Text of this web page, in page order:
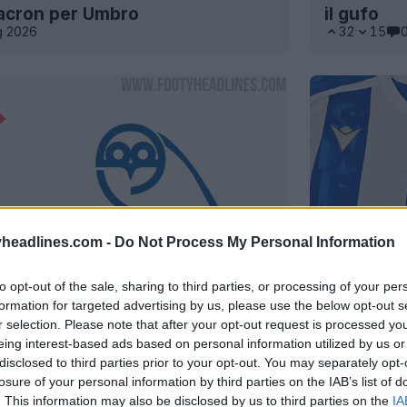
- Do Not Process My Personal Information
opt-out of the sale, sharing to third parties, or processing of your
for targeted advertising by us, please use the below opt-out
selection. Please note that after your opt-out request is processed
interest-based ads based on personal information utilized by us
to third parties prior to your opt-out. You may separately
of your personal information by third parties on the IAB’s list of
This information may also be disclosed by us to third parties on the
per Umbro
2026
il gufo
32 15 0
tornerà al vecchio logo?
Sponsor
dello
2016